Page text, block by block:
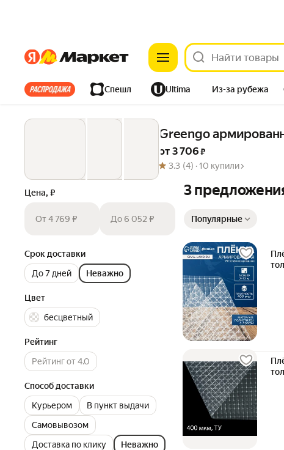
ЯндексЯндекс
Все хиты Спешл Ultima Из-за рубежа
Дом Ремонт Детям Красота
Greengo
от 3 706 ₽
3.3 (4) ·10 купили
Цена, ₽
От 4 769 ₽ До 6 052 ₽
Срок доставки
До 7 дней
Неважно
Цвет
бесцветный
Рейтинг
Рейтинг от 4.0
Способ доставки
Курьером
В пункт выдачи
Самовывозом
Доставка по клику
Неважно
3
Популярные